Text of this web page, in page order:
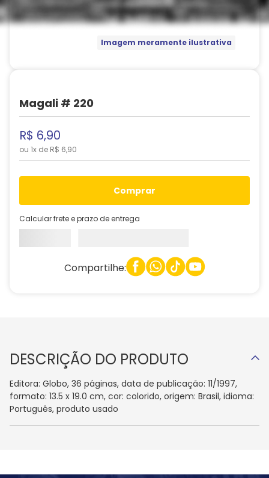
Imagem meramente ilustrativa
Magali # 220
R$ 6,90
ou 1x de R$ 6,90
comprar
Calcular frete e prazo de entrega
Compartilhe:
DESCRIÇÃO DO PRODUTO
Editora: Globo, 36 páginas, data de publicação: 11/1997,
formato: 13.5 x 19.0 cm, cor: colorido, origem: Brasil, idioma:
Português, produto usado